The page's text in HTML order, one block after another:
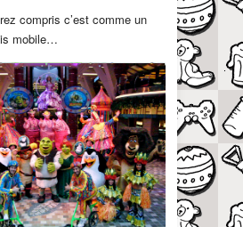
compris c’est comme un
mobile…